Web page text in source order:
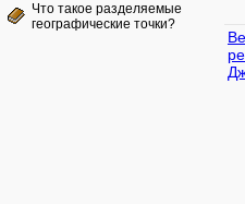
Что такое разделяемые
географические точки?